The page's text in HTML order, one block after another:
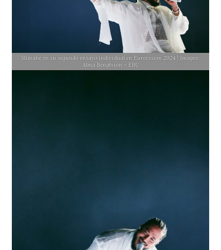
Slimane en su segundo ensayo individual en Eurovisión 2024 | Imagen:
Alma Bengtsson – EBU